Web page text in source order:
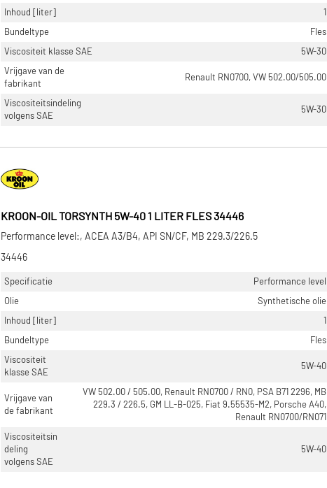
Inhoud [liter]
1
Bundeltype
Fles
Viscositeit klasse SAE
5W-30
Vrijgave van de
fabrikant
Renault RN0700, VW 502.00/505.00
Viscositeitsindeling
volgens SAE
5W-30
KROON-OIL TORSYNTH 5W-40 1 LITER FLES 34446
Performance level:, ACEA A3/B4, API SN/CF, MB 229.3/226.5
34446
Specificatie
Performance level
Olie
Synthetische olie
Inhoud [liter]
1
Bundeltype
Fles
Viscositeit
klasse SAE
5W-40
Vrijgave van
de fabrikant
VW 502.00 / 505.00, Renault RN0700 / RN0, PSA B71 2296, MB
229.3 / 226.5, GM LL-B-025, Fiat 9.55535-M2, Porsche A40,
Renault RN0700/RN071
Viscositeitsin
deling
volgens SAE
5W-40